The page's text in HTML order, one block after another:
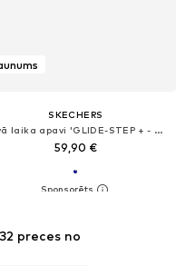
SKECHERS
Brīvā laika apavi 'GLIDE-STEP + - SPRINT LINES'
59,90 €
preces no